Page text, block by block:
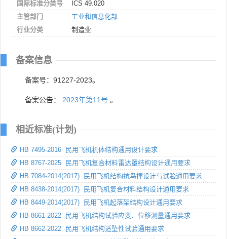
国际标准分类号
ICS 49.020
主管部门
工业和信息化部
行业分类
制造业
备案信息
备案号：91227-2023。
备案公告： 2023年第11号 。
相近标准(计划)
HB 7495-2016 民用飞机机体结构通用设计要求
HB 8767-2025 民用飞机复合材料雷达罩结构设计通用要求
HB 7084-2014(2017) 民用飞机结构抗鸟撞设计与试验通用要求
HB 8438-2014(2017) 民用飞机复合材料结构设计通用要求
HB 8449-2014(2017) 民用飞机起落架结构设计通用要求
HB 8661-2022 民用飞机结构试验应变、位移测量通用要求
HB 8662-2022 民用飞机结构适坠性试验通用要求